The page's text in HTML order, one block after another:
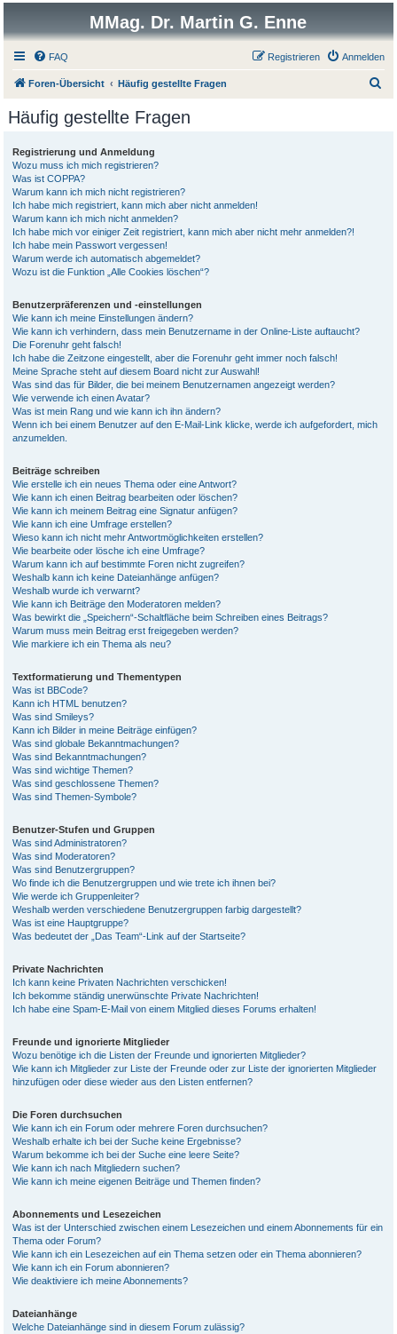
MMag. Dr. Martin G. Enne
FAQ Anmelden
Registrieren
Foren-Übersicht Häufig gestellte Fragen
Häufig gestellte Fragen
Registrierung und Anmeldung
Wozu muss ich mich registrieren?
Was ist COPPA?
Warum kann ich mich nicht registrieren?
Ich habe mich registriert, kann mich aber nicht anmelden!
Warum kann ich mich nicht anmelden?
Ich habe mich vor einiger Zeit registriert, kann mich aber nicht mehr anmelden?!
Ich habe mein Passwort vergessen!
Warum werde ich automatisch abgemeldet?
Wozu ist die Funktion „Alle Cookies löschen“?
Benutzerpräferenzen und -einstellungen
Wie kann ich meine Einstellungen ändern?
Wie kann ich verhindern, dass mein Benutzername in der Online-Liste auftaucht?
Die Forenuhr geht falsch!
Ich habe die Zeitzone eingestellt, aber die Forenuhr geht immer noch falsch!
Meine Sprache steht auf diesem Board nicht zur Auswahl!
Was sind das für Bilder, die bei meinem Benutzernamen angezeigt werden?
Wie verwende ich einen Avatar?
Was ist mein Rang und wie kann ich ihn ändern?
Wenn ich bei einem Benutzer auf den E-Mail-Link klicke, werde ich aufgefordert, mich
anzumelden.
Beiträge schreiben
Wie erstelle ich ein neues Thema oder eine Antwort?
Wie kann ich einen Beitrag bearbeiten oder löschen?
Wie kann ich meinem Beitrag eine Signatur anfügen?
Wie kann ich eine Umfrage erstellen?
Wieso kann ich nicht mehr Antwortmöglichkeiten erstellen?
Wie bearbeite oder lösche ich eine Umfrage?
Warum kann ich auf bestimmte Foren nicht zugreifen?
Weshalb kann ich keine Dateianhänge anfügen?
Weshalb wurde ich verwarnt?
Wie kann ich Beiträge den Moderatoren melden?
Was bewirkt die „Speichern“-Schaltfläche beim Schreiben eines Beitrags?
Warum muss mein Beitrag erst freigegeben werden?
Wie markiere ich ein Thema als neu?
Textformatierung und Thementypen
Was ist BBCode?
Kann ich HTML benutzen?
Was sind Smileys?
Kann ich Bilder in meine Beiträge einfügen?
Was sind globale Bekanntmachungen?
Was sind Bekanntmachungen?
Was sind wichtige Themen?
Was sind geschlossene Themen?
Was sind Themen-Symbole?
Benutzer-Stufen und Gruppen
Was sind Administratoren?
Was sind Moderatoren?
Was sind Benutzergruppen?
Wo finde ich die Benutzergruppen und wie trete ich ihnen bei?
Wie werde ich Gruppenleiter?
Weshalb werden verschiedene Benutzergruppen farbig dargestellt?
Was ist eine Hauptgruppe?
Was bedeutet der „Das Team“-Link auf der Startseite?
Private Nachrichten
Ich kann keine Privaten Nachrichten verschicken!
Ich bekomme ständig unerwünschte Private Nachrichten!
Ich habe eine Spam-E-Mail von einem Mitglied dieses Forums erhalten!
Freunde und ignorierte Mitglieder
Wozu benötige ich die Listen der Freunde und ignorierten Mitglieder?
Wie kann ich Mitglieder zur Liste der Freunde oder zur Liste der ignorierten Mitglieder
hinzufügen oder diese wieder aus den Listen entfernen?
Die Foren durchsuchen
Wie kann ich ein Forum oder mehrere Foren durchsuchen?
Weshalb erhalte ich bei der Suche keine Ergebnisse?
Warum bekomme ich bei der Suche eine leere Seite?
Wie kann ich nach Mitgliedern suchen?
Wie kann ich meine eigenen Beiträge und Themen finden?
Abonnements und Lesezeichen
Was ist der Unterschied zwischen einem Lesezeichen und einem Abonnements für ein
Thema oder Forum?
Wie kann ich ein Lesezeichen auf ein Thema setzen oder ein Thema abonnieren?
Wie kann ich ein Forum abonnieren?
Wie deaktiviere ich meine Abonnements?
Dateianhänge
Welche Dateianhänge sind in diesem Forum zulässig?